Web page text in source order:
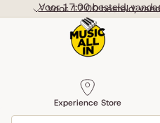
Voor 17:00 besteld,
Voor 17:00 besteld,
Experience Store